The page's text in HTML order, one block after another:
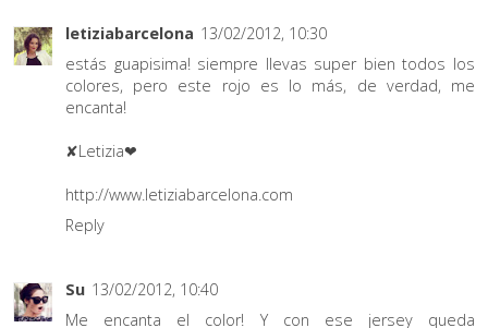
letiziabarcelona 13/02/2012, 10:30
estás guapisima! siempre llevas super bien todos los
colores, pero este rojo es lo más, de verdad, me
encanta!
✘Letizia❤
http://www.letiziabarcelona.com
Reply
Su 13/02/2012, 10:40
Me encanta el color! Y con ese jersey queda